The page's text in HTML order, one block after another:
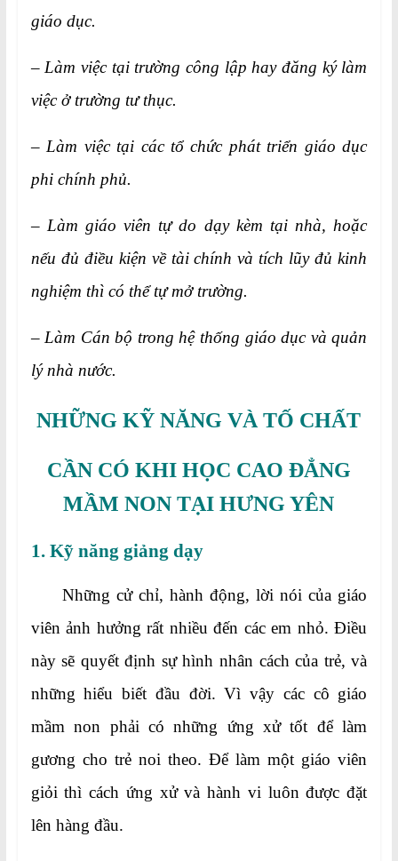
giáo dục.
– Làm việc tại trường công lập hay đăng ký làm
việc ở trường tư thục.
– Làm việc tại các tổ chức phát triển giáo dục
phi chính phủ.
– Làm giáo viên tự do dạy kèm tại nhà, hoặc
nếu đủ điều kiện về tài chính và tích lũy đủ kinh
nghiệm thì có thể tự mở trường.
– Làm Cán bộ trong hệ thống giáo dục và quản
lý nhà nước.
NHỮNG KỸ NĂNG VÀ TỐ CHẤT
CẦN CÓ KHI HỌC CAO ĐẲNG
MẦM NON TẠI HƯNG YÊN
1. Kỹ năng giảng dạy
Những cử chỉ, hành động, lời nói của giáo
viên ảnh hưởng rất nhiều đến các em nhỏ. Điều
này sẽ quyết định sự hình nhân cách của trẻ, và
những hiểu biết đầu đời. Vì vậy các cô giáo
mầm non phải có những ứng xử tốt để làm
gương cho trẻ noi theo. Để làm một giáo viên
giỏi thì cách ứng xử và hành vi luôn được đặt
lên hàng đầu.